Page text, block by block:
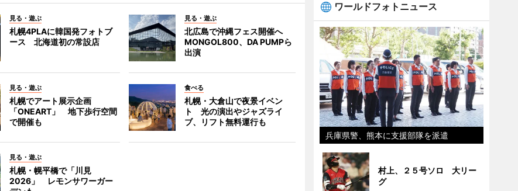
見る・遊ぶ
札幌4PLAに韓国発フォトブ
ース 北海道初の常設店
見る・遊ぶ
北広島で沖縄フェス開催へ
MONGOL800、DA PUMPら
出演
見る・遊ぶ
札幌でアート展示企画
「ONEART」 地下歩行空間
で開催も
食べる
札幌・大倉山で夜景イベン
ト 光の演出やジャズライ
ブ、リフト無料運行も
見る・遊ぶ
札幌・幌平橋で「川見
2026」 レモンサワーガー
ワールドフォトニュース
兵庫県警、熊本に支援部隊を派遣
村上、２５号ソロ 大リー
グ